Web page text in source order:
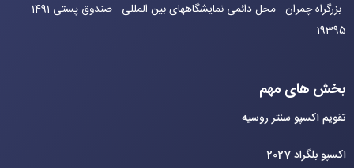
بزرگراه چمران - محل دائمی نمایشگاههای بین المللی - صندوق پستی 1491 -
19395
بخش های مهم
تقویم اکسپو سنتر روسیه
اکسپو بلگراد 2027